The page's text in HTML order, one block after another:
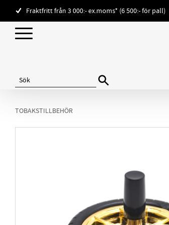
Fraktfritt från 3 000:- ex.moms* (6 500:- för pall)
TOBAKSTILLBEHÖR